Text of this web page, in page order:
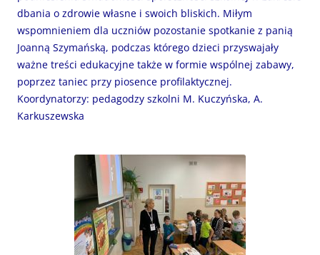
dbania o zdrowie własne i swoich bliskich. Miłym
wspomnieniem dla uczniów pozostanie spotkanie z panią
Joanną Szymańską, podczas którego dzieci przyswajały
ważne treści edukacyjne także w formie wspólnej zabawy,
poprzez taniec przy piosence profilaktycznej.
Koordynatorzy: pedagodzy szkolni M. Kuczyńska, A.
Karkuszewska